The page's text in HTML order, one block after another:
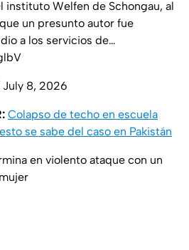
instituto Welfen de Schongau, al
un presunto autor fue
a los servicios de…
July 8, 2026
Colapso de techo en escuela
se sabe del caso en Pakistán
en violento ataque con un